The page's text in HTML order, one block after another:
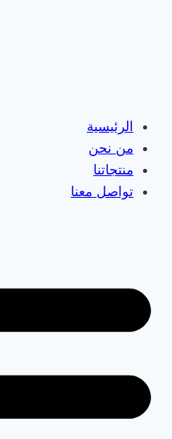
الرئيسية
من نحن
منتجاتنا
تواصل معنا